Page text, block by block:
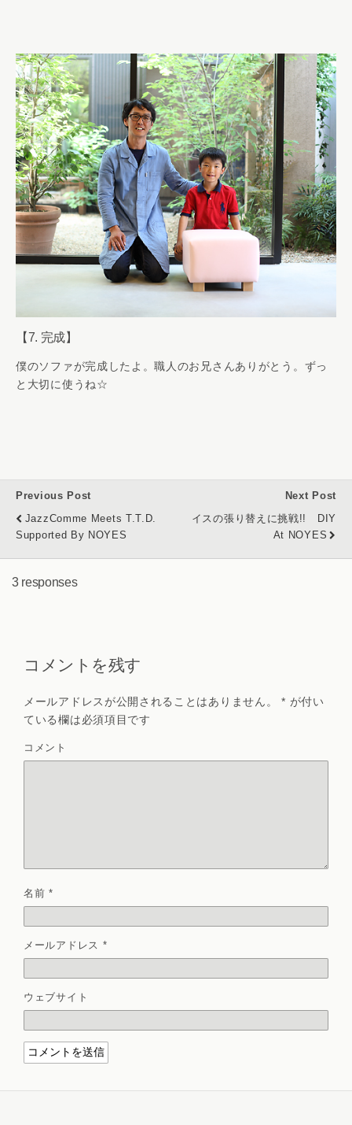
【7. 完成】
僕のソファが完成したよ。職人のお兄さんありがとう。ずっ
と大切に使うね☆
Previous Post
JazzComme Meets T.T.D.
Supported By NOYES
Next Post
イスの張り替えに挑戦!! DIY
At NOYES
3 responses
コメントを残す
メールアドレスが公開されることはありません。 * が付い
ている欄は必須項目です
コメント
名前*
メールアドレス *
ウェブサイト